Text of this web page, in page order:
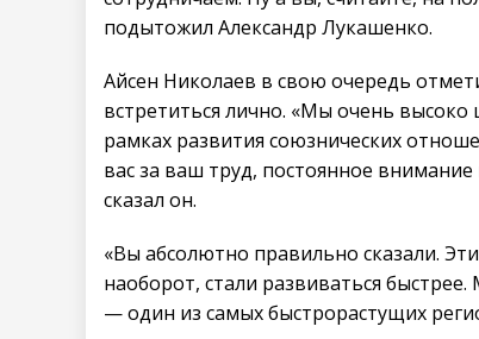
подытожил Александр Лукашенко.
Айсен Николаев в свою очередь
встретиться лично. «Мы очень
рамках развития союзнических
вас за ваш труд, постоянное
сказал он.
«Вы абсолютно правильно сказали.
наоборот, стали развиваться
— один из самых быстрорастущих